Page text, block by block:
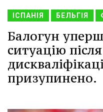
ІСПАНІЯ БЕЛЬГІЯ
Балогун
ситуацію
призупинено.